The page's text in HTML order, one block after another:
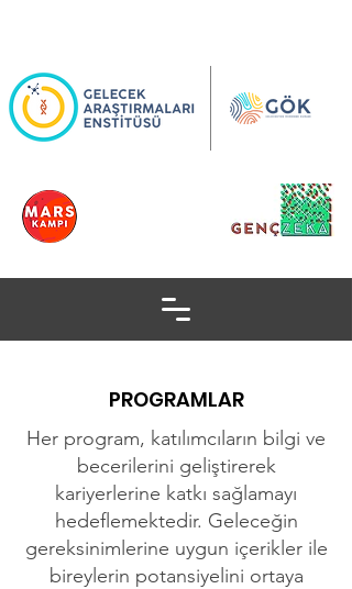
PROGRAMLAR
Her program, katılımcıların bilgi ve
becerilerini geliştirerek
kariyerlerine katkı sağlamayı
hedeflemektedir. Geleceğin
gereksinimlerine uygun içerikler ile
bireylerin potansiyelini ortaya